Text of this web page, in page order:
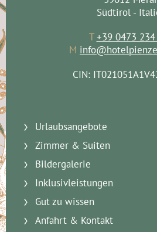
Südtirol -
T+39 0473
M
CIN:
Urlaubsangebote
Zimmer & Suiten
Bildergalerie
Inklusivleistungen
Gut zu wissen
Anfahrt & Kontakt